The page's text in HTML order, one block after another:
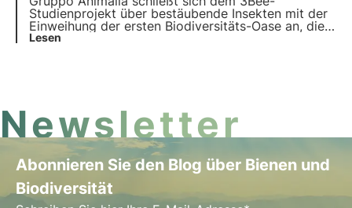
Studienprojekt über bestäubende Insekten mit der
Einweihung der ersten Biodiversitäts-Oase an, die
aus 200 nektarspendenden Bäumen in drei
Lesen
Newsletter
Abonnieren Sie den Blog über Bienen und
Biodiversität